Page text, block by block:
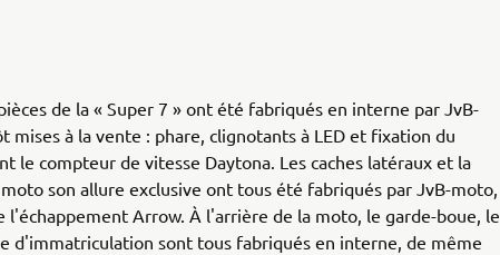
de la « Super 7 » ont été fabriqués en interne par JvB-
à la vente : phare, clignotants à LED et fixation du
le compteur de vitesse Daytona. Les caches latéraux et la
son allure exclusive ont tous été fabriqués par JvB-moto,
l'échappement Arrow. À l'arrière de la moto, le garde-boue, le
d'immatriculation sont tous fabriqués en interne, de même